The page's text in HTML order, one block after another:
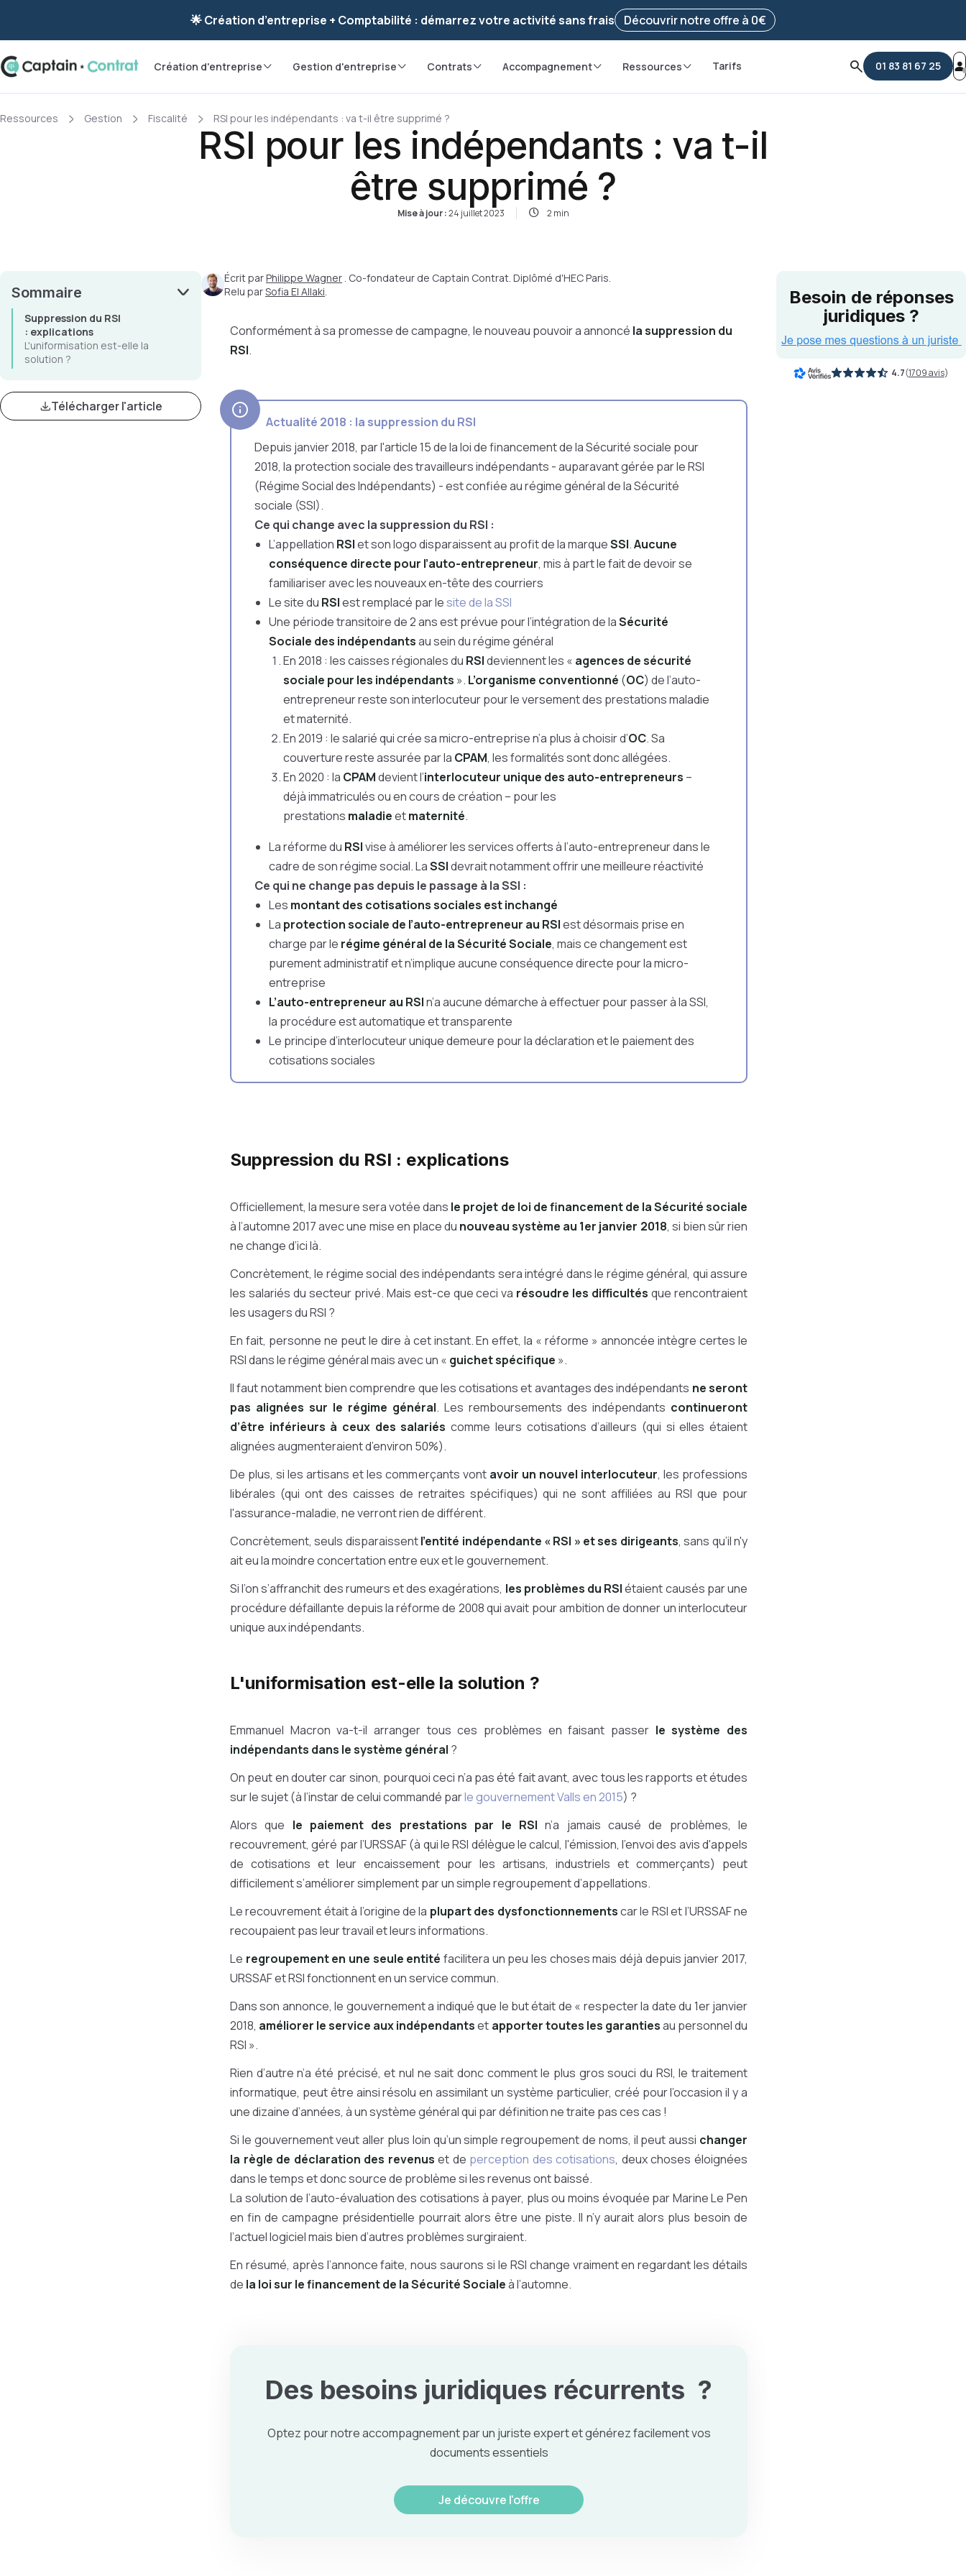
Ravis de vous revoir ! Votre démarchea été enregistrée 🚀 Reprendre ma démarche
🌟 Création d’entreprise + Comptabilité : démarrez votre activité sans frais Découvrir notre offre à 0€
Création d'entreprise Gestion d'entreprise Contrats Accompagnement Ressources Tarifs 01 83 81 67 25
Ressources Gestion Fiscalité RSI pour les indépendants : va t-il être supprimé ?
RSI pour les indépendants : va t-il
être supprimé ?
Mise à jour :24 juillet 2023 2 min
Sommaire
Suppression du RSI
: explications
L'uniformisation est-elle la
solution ?
Télécharger l'article
Écrit parPhilippe Wagner. Co-fondateur de Captain Contrat. Diplômé d'HEC Paris.
Relu parSofia El Allaki.
Conformément à sa promesse de campagne, le nouveau pouvoir a annoncé la suppression du
RSI.
Actualité 2018 : la suppression du RSI
Depuis janvier 2018, par l'article 15 de laloide financement de la Sécurité sociale pour
2018, la protection sociale des travailleurs indépendants - auparavant gérée par le RSI
(Régime Social des Indépendants) - est confiée au régime général de la Sécurité
sociale (SSI).
Ce qui change avec la suppression du RSI :
L’appellation RSIet son logo disparaissent au profit de la marqueSSI.Aucune
conséquence directe pour l’auto-entrepreneur, mis à part le fait de devoir se
familiariser avec les nouveaux en-tête des courriers
Le site du RSIest remplacé par lesite de laSSI
Une période transitoire de 2 ans est prévue pour l’intégration de laSécurité
Sociale des indépendantsau sein du régime général
En 2018 : les caisses régionales du RSIdeviennent les « agences de sécurité
sociale pour les indépendants ». L’organisme conventionné (OC) de l’auto-
entrepreneur reste son interlocuteur pour le versement des prestations maladie
et maternité.
En 2019 : le salarié qui crée sa micro-entreprise n’a plus à choisir d’OC. Sa
couverture reste assurée par la CPAM, les formalités sont donc allégées.
En 2020 : la CPAMdevient l’interlocuteur unique des auto-entrepreneurs –
déjà immatriculés ou en cours de création – pour les
prestations maladieetmaternité.
La réforme du RSIvise à améliorer les services offerts à l’auto-entrepreneur dans le
cadre de son régime social. LaSSIdevrait notamment offrir une meilleure réactivité
Ce qui ne change pas depuis le passage à la SSI :
Les montant des cotisations sociales est inchangé
La protection sociale de l’auto-entrepreneur au RSIest désormais prise en
charge par le régime général de la Sécurité Sociale, mais ce changement est
purement administratif et n’implique aucune conséquence directe pour la micro-
entreprise
L’auto-entrepreneur au RSIn’a aucune démarche à effectuer pour passer à la SSI,
la procédure est automatique et transparente
Le principe d’interlocuteur unique demeure pour la déclaration et le paiement des
cotisations sociales
Suppression du RSI : explications
Officiellement, la mesure sera votée dans le projet de loi de financement de la Sécurité sociale
à l’automne 2017 avec une mise en place du nouveau système au 1er janvier 2018, si bien sûr rien
ne change d’ici là.
Concrètement, le régime social des indépendants sera intégré dans le régime général, qui assure
les salariés du secteur privé. Mais est-ce que ceci va résoudre les difficultés que rencontraient
les usagers du RSI ?
En fait, personne ne peut le dire à cet instant. En effet, la « réforme » annoncée intègre certes le
RSI dans le régime général mais avec un « guichet spécifique ».
Il faut notamment bien comprendre que les cotisations et avantages des indépendants ne seront
pas alignées sur le régime général. Les remboursements des indépendants continueront
d’être inférieurs à ceux des salariéscomme leurs cotisations d’ailleurs (qui si elles étaient
alignées augmenteraient d’environ 50%).
De plus, si les artisans et les commerçants vont avoir un nouvel interlocuteur, les professions
libérales (qui ont des caisses de retraites spécifiques) qui ne sont affiliées au RSI que pour
l'assurance-maladie, ne verront rien de différent.
Concrètement, seuls disparaissentl’entité indépendante « RSI » et ses dirigeants, sans qu’il n'y
ait eu la moindre concertation entre eux et le gouvernement.
Si l’on s’affranchit des rumeurs et des exagérations, les problèmes du RSIétaient causés par une
procédure défaillante depuis la réforme de 2008 qui avait pour ambition de donner un interlocuteur
unique aux indépendants.
L'uniformisation est-elle la solution ?
Emmanuel Macron va-t-il arranger tous ces problèmes en faisant passer le système des
indépendants dans le système général ?
On peut en douter car sinon, pourquoi ceci n’a pas été fait avant, avec tous les rapports et études
sur le sujet (à l’instar de celui commandé parle gouvernement Valls en 2015) ?
Alors que le paiement des prestations par le RSIn’a jamais causé de problèmes, le
recouvrement, géré par l’URSSAF (à qui le RSI délègue le calcul, l'émission, l'envoi des avis d'appels
de cotisations et leur encaissement pour les artisans, industriels et commerçants) peut
difficilement s’améliorer simplement par un simple regroupement d’appellations.
Le recouvrement était à l’origine de la plupart des dysfonctionnementscar le RSI et l’URSSAF ne
recoupaient pas leur travail et leurs informations.
Le regroupement en une seule entité facilitera un peu les choses mais déjà depuis janvier 2017,
URSSAF et RSI fonctionnent en un service commun.
Dans son annonce, le gouvernement a indiqué que le but était de « respecter la date du 1er janvier
2018, améliorer le service aux indépendantset apporter toutes les garantiesau personnel du
RSI ».
Rien d’autre n’a été précisé, et nul ne sait donc comment le plus gros souci du RSI, le traitement
informatique, peut être ainsi résolu en assimilant un système particulier, créé pour l’occasion il y a
une dizaine d’années, à un système général qui par définition ne traite pas ces cas !
Si le gouvernement veut aller plus loin qu’un simple regroupement de noms, il peut aussi changer
la règle de déclaration des revenuset de perception des cotisations, deux choses éloignées
dans le temps et donc source de problème si les revenus ont baissé.
La solution de l’auto-évaluation des cotisations à payer, plus ou moins évoquée par Marine Le Pen
en fin de campagne présidentielle pourrait alors être une piste. Il n’y aurait alors plus besoin de
l’actuel logiciel mais bien d’autres problèmes surgiraient.
En résumé, après l’annonce faite, nous saurons si le RSI change vraiment en regardant les détails
de la loi sur le financement de la Sécurité Socialeà l’automne.
Des besoins juridiques récurrents ?
Optez pour notre accompagnement par un juriste expert et générez facilement vos
documents essentiels
Je découvre l'offre
4.7(1709 avis)
Besoin de réponses
juridiques ?